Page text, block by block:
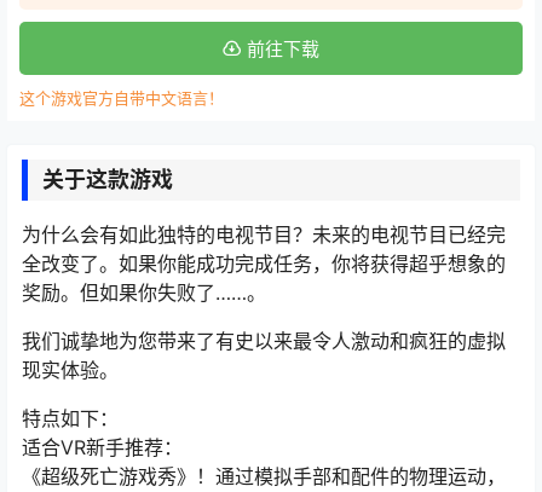
前往下载
这个游戏官方自带中文语言！
关于这款游戏
为什么会有如此独特的电视节目？未来的电视节目已经完
全改变了。如果你能成功完成任务，你将获得超乎想象的
奖励。但如果你失败了……。
我们诚挚地为您带来了有史以来最令人激动和疯狂的虚拟
现实体验。
特点如下：
适合VR新手推荐：
《超级死亡游戏秀》！通过模拟手部和配件的物理运动，